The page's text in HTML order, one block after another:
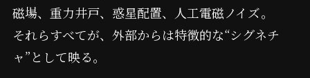
磁場、重力井戸、惑星配置、人工電磁ノイズ。
それらすべてが、外部からは特徴的な“シグネチ
ャ”として映る。